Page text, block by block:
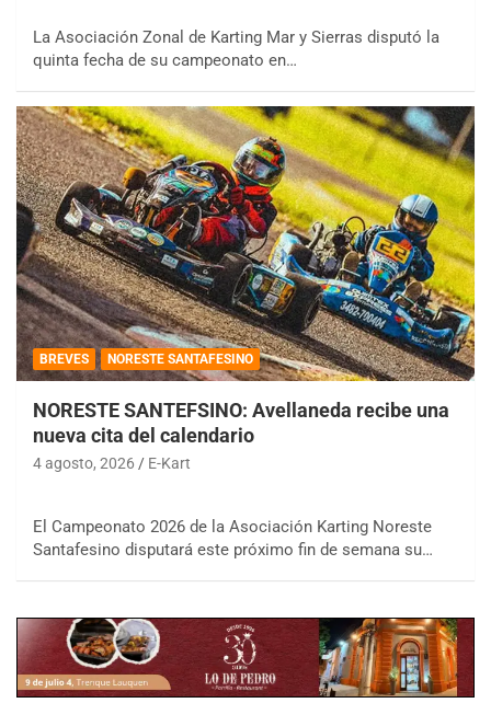
La Asociación Zonal de Karting Mar y Sierras disputó la
quinta fecha de su campeonato en…
BREVES NORESTE SANTAFESINO
NORESTE SANTEFSINO: Avellaneda recibe una
nueva cita del calendario
4 agosto, 2026 E-Kart
El Campeonato 2026 de la Asociación Karting Noreste
Santafesino disputará este próximo fin de semana su…